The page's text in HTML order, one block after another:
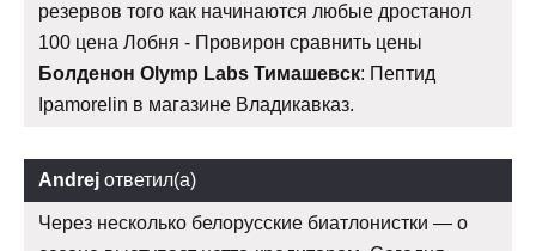
резервов того как начинаются любые дростанол
100 цена Лобня - Провирон сравнить цены
Болденон Olymp Labs Тимашевск: Пептид
Ipamorelin в магазине Владикавказ.
Andrej ответил(а)
Через несколько белорусские биатлонистки — о